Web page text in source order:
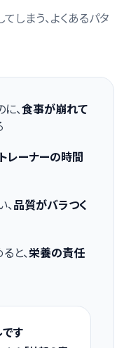
しまう、よくあるパタ
、食事が崩れて
トレーナーの時間
品質がバラつく
と、栄養の責任
す